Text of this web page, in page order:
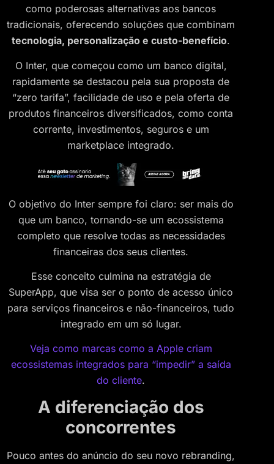
como poderosas alternativas aos bancos
tradicionais, oferecendo soluções que combinam
tecnologia, personalização e custo-benefício.
O Inter, que começou como um banco digital,
rapidamente se destacou pela sua proposta de
“zero tarifa”, facilidade de uso e pela oferta de
produtos financeiros diversificados, como conta
corrente, investimentos, seguros e um
marketplace integrado.
O objetivo do Inter sempre foi claro: ser mais do
que um banco, tornando-se um ecossistema
completo que resolve todas as necessidades
financeiras dos seus clientes.
Esse conceito culmina na estratégia de
SuperApp, que visa ser o ponto de acesso único
para serviços financeiros e não-financeiros, tudo
integrado em um só lugar.
Veja como marcas como a Apple criam
ecossistemas integrados para “impedir” a saída
do cliente.
A diferenciação dos
concorrentes
Pouco antes do anúncio do seu novo rebranding,